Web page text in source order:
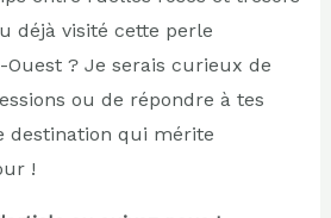
déjà visité cette perle
? Je serais curieux de
ou de répondre à tes
destination qui mérite
!